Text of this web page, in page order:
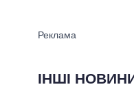
ІНШІ